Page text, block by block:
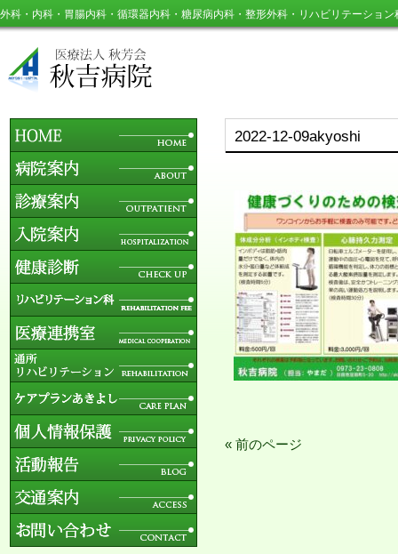
外科・内科・胃腸内科・循環器内科・糖尿病内科・整形外科・リハビリテーション
2022-12-09akyoshi
« 前のページ